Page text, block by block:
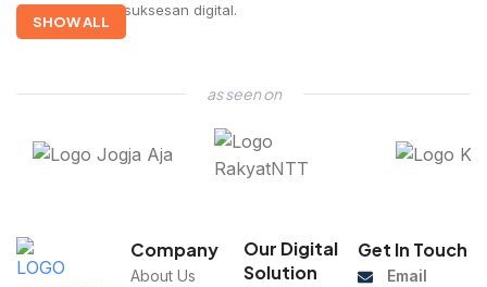
awal menuju kesuksesan digital.
SHOW ALL
as seen on
Company
About Us
Our Digital
Solution
Get In Touch
Email